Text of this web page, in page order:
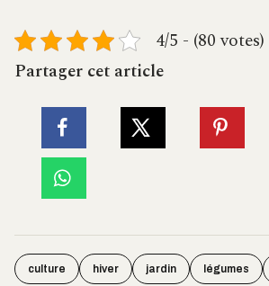
4/5 - (80 votes)
Partager cet article
culture hiver jardin légumes